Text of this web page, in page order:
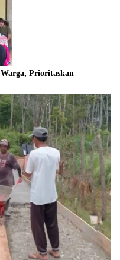
Prioritaskan